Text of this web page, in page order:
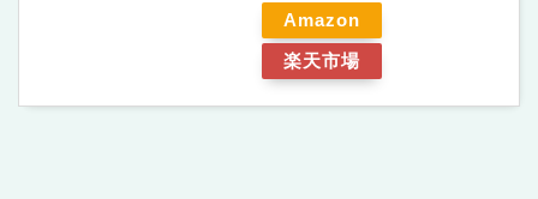
Amazon
楽天市場